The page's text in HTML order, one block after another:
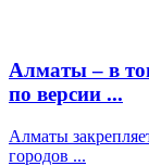
Алматы – в
по версии ...
Алматы
городов ...